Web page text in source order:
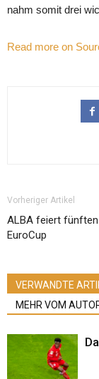
nahm somit drei
Read more on
Vorheriger Artikel
ALBA feiert fünften
EuroCup
VERWANDTE
MEHR VOM